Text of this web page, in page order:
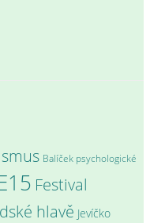
Balíček psychologické
Festival
hlavě Jevíčko